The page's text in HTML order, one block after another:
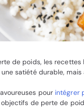
de poids, les
satiété durable,
pour intégrer
de perte de